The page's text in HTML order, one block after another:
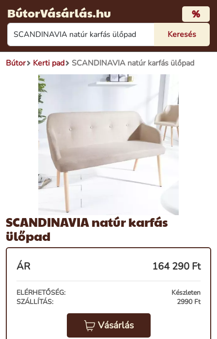
BútorVásárlás.hu %
Bútor Kerti pad SCANDINAVIA natúr karfás ülőpad
SCANDINAVIA natúr karfás
ülőpad
ÁR 164 290 Ft
ELÉRHETŐSÉG:
Készleten
SZÁLLÍTÁS:
2990 Ft
Vásárlás